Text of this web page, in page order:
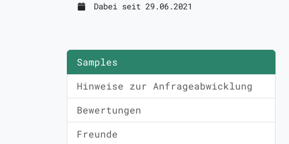
Dabei seit 29.06.2021
Samples
Hinweise zur Anfrageabwicklung
Bewertungen
Freunde